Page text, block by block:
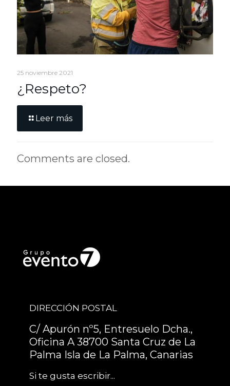
25 noviembre 2021
¿Respeto?
Leer más
Comments are closed.
DIRECCIÓN POSTAL
C/ Apurón nº5, Entresuelo Dcha.,
Oficina A 38700 Santa Cruz de La
Palma Isla de La Palma, Canarias
Si te gusta escribir...